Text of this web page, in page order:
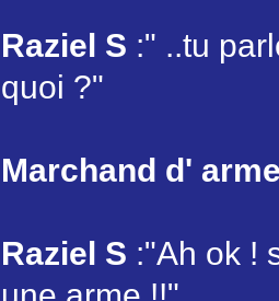
Raziel S :" ..tu
quoi ?"
Marchand d'
Raziel S :"Ah ok !